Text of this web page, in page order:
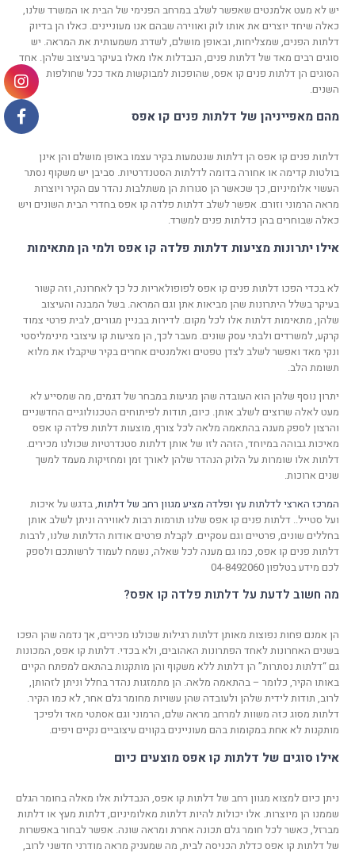
יש לא מעט אלמנטים שאפשר לשלב במרחב הפנימי של הבית או המשרד שלנו,
כאלה שיחד יוצרים את אותו לוק ואווירה שבהם אנו מעוניינים. כאלו הן בדיוק
דלתות הפנים, שמצליחות, ובאופן מושלם, לשדרג משמעותית את המראה. יש
סוגים רבים מאד של דלתות פנים, הנבדלות אלו מאלו בעיקר בעיצוב שלהן. אחד
הסוגים הן דלתות פנים קו אפס, שהופכות למבוקשות מאד ככל שחולפות
השנים.
מהם מאפייניהן של דלתות פנים קו אפס
דלתות פנים קו אפס הן דלתות שנטמעות בקיר עצמו באופן מושלם והן אינן
בולטות קדימה או אחורה בדומה לדלתות הסטנדרטיות. סביבן יש משקוף נסתר
העשוי אלומיניום, כך שכאשר הן סגורות הן משתלבות נהדר עם הקיר ויוצרות
מראה הרמוני וזורם. אפשר לשלב דלתות פלדה קו אפס בחדרי הבית השונים ויש
כאלה שבוחרים בהן כדלתות פנים למשרד.
אילו יתרונות מציעות דלתות פלדה קו אפס ולמי הן מתאימות
לא בכדי הפכו דלתות פנים קו אפס לפופולאריות כל כך לאחרונה, וזה קשור
בעיקר בשלל היתרונות שהן מביאות אתן וגם המראה. בשל המבנה והעיצוב
שלהן, מתאימות דלתות אלו לכל מקום. לדירות בבניין מגורים, לבית פרטי צמוד
קרקע, למשרדים ולבתי עסק שונים. מעבר לכך, הן מציעות קו עיצובי מינימליסטי
ונקי מאד ואפשר לשלב לצדן טפטים ואלמנטים אחרים בקיר שיקבלו את מלוא
תשומת הלב.
יתרון נוסף שלהן הוא העובדה שהן מגיעות במבחר של דגמים, מה שמסייע לא
מעט לאלה שרוצים לשלב אותן. כיום, תודות לפיתוחים הטכנולוגיים החדשניים
והרצון לספק מענה בהתאמה מלאה לכל צורף, מוצעות דלתות פלדה קו אפס
מאיכות גבוהה במיוחד, הזהה לזו של אותן דלתות סטנדרטיות שכולנו מכירים.
דלתות אלו שומרות על הלוק הנהדר שלהן לאורך זמן ומחזיקות מעמד למשך
שנים ארוכות.
המרכז הארצי לדלתות עץ ופלדה מציע מגוון רחב של דלתות, בדגש על איכות
ועל סטייל.. דלתות פנים קו אפס שלנו תורמות רבות לאווירה וניתן לשלב אותן
בחללים שונים, פרטיים וגם עסקיים. לקבלת פרטים אודות הדלתות שלנו, לרבות
דלתות פנים קו אפס, כמו גם מענה לכל שאלה, נשמח לעמוד לרשותכם ולספק
לכם מידע בטלפון 04-8492060
מה חשוב לדעת על דלתות פלדה קו אפס?
הן אמנם פחות נפוצות מאותן דלתות רגילות שכולנו מכירים, אך נדמה שהן הפכו
בשנים האחרונות לאחד הפתרונות האהובים, ולא בכדי. דלתות קו אפס, המכונות
גם “דלתות נסתרות” הן דלתות ללא משקוף והן מותקנות בהתאם למפתח הקיים
באותו הקיר, כלומר – בהתאמה מלאה. הן מתמזגות נהדר בחלל וניתן לזהותן,
לרוב, תודות לידית שלהן ולעובדה שהן עשויות מחומר גלם אחר, לא כמו הקיר.
דלתות מסוג כזה משוות למרחב מראה שלם, הרמוני וגם אסתטי מאד ולפיכך
מותקנות לא אחת במקומות בהם מעוניינים בקווים עיצוביים נקיים ויפים.
אילו סוגים של דלתות קו אפס מוצעים כיום
ניתן כיום למצוא מגוון רחב של דלתות קו אפס, הנבדלות אלו מאלה בחומר הגלם
שממנו הן מיוצרות. אלו יכולות להיות דלתות מאלומיניום, דלתות מעץ או דלתות
מברזל, כאשר לכל חומר גלם תכונה אחרת ומראה שונה. אפשר לבחור באפשרות
של דלתות קו אפס כדלת הכניסה לבית, מה שמעניק מראה מודרני חדשני לרוב,